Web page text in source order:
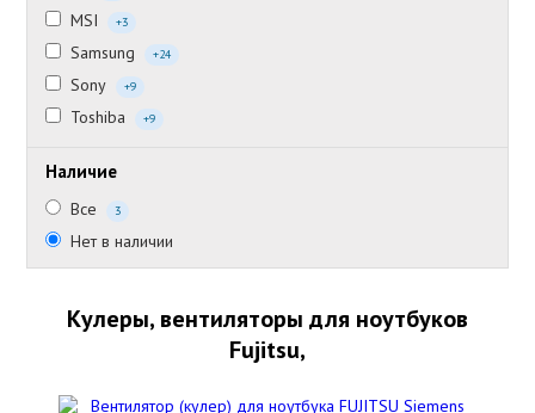
MSI +3
Samsung +24
Sony +9
Toshiba +9
Наличие
Все 3
Нет в наличии
Кулеры, вентиляторы для ноутбуков
Fujitsu,